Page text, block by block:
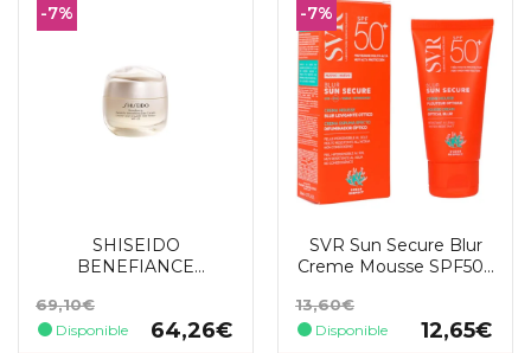
-7%
SHISEIDO
BENEFIANCE
DAY CREAM SPF 25
50ML
Precio
base
69,10€
Disponible
Precio
64,26€
-7%
SVR Sun Secure Blur
Creme Mousse SPF50+
Precio
base
13,60€
Disponible
Precio
12,65€